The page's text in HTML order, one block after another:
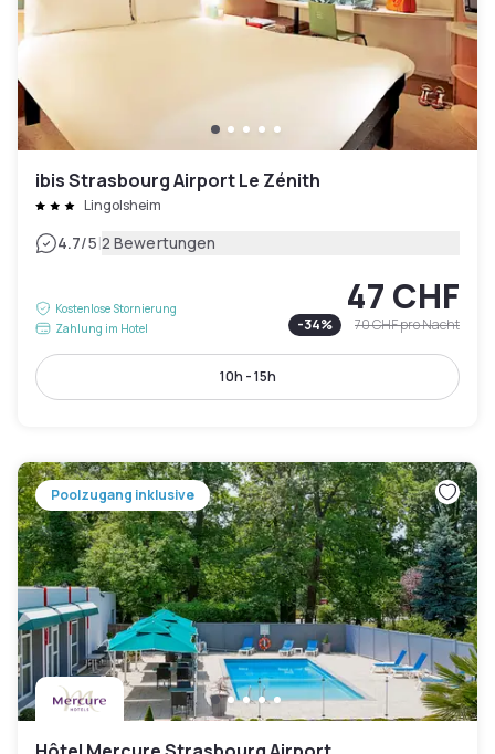
ibis Strasbourg Airport Le Zénith
Lingolsheim
4.7/5|2 Bewertungen
Kostenlose Stornierung
Zahlung im Hotel
47 CHF
-34% 70 CHFpro Nacht
10h - 15h
Poolzugang inklusive